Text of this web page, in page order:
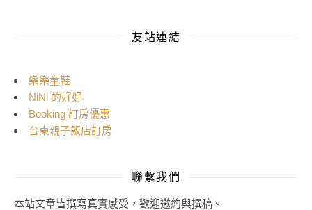
友站連結
樂樂童鞋
NiNi 的好好
Booking 訂房優惠
台東親子飯店訂房
聯繫我們
本站文章皆撰寫真實感受，歡迎邀約與撰稿。